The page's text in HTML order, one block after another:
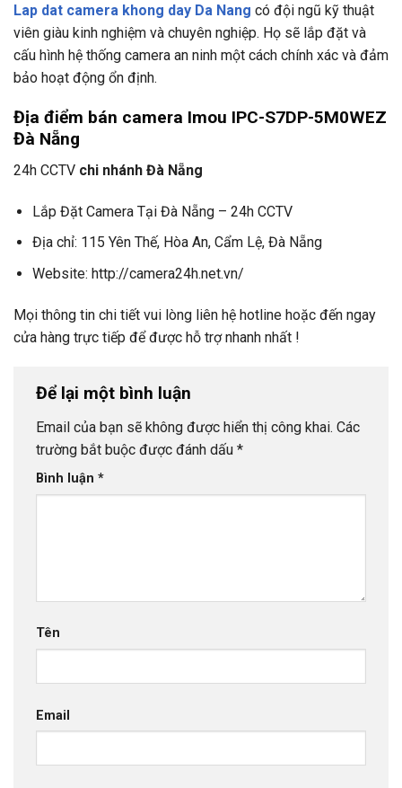
Lap dat camera khong day Da Nang có đội ngũ kỹ thuật
viên giàu kinh nghiệm và chuyên nghiệp. Họ sẽ lắp đặt và
cấu hình hệ thống camera an ninh một cách chính xác và đảm
bảo hoạt động ổn định.
Địa điểm bán camera Imou IPC-S7DP-5M0WEZ
Đà Nẵng
24h CCTV chi nhánh Đà Nẵng
Lắp Đặt Camera Tại Đà Nẵng – 24h CCTV
Địa chỉ: 115 Yên Thế, Hòa An, Cẩm Lệ, Đà Nẵng
Website: http://camera24h.net.vn/
Mọi thông tin chi tiết vui lòng liên hệ hotline hoặc đến ngay
cửa hàng trực tiếp để được hỗ trợ nhanh nhất !
Để lại một bình luận
Email của bạn sẽ không được hiển thị công khai. Các
trường bắt buộc được đánh dấu *
Bình luận *
Tên
Email